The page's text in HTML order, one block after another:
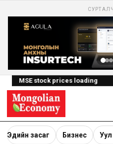
MSE stock prices loading
Эдийн засаг Бизнес Уул